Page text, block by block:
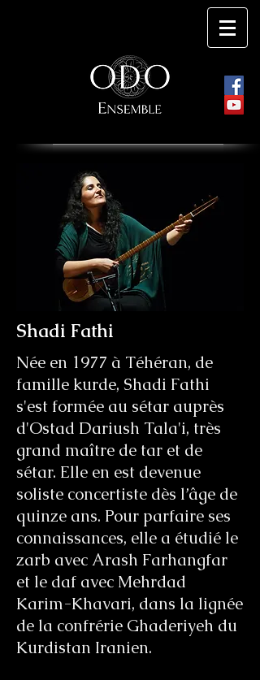
Shadi Fathi
Née en 1977 à Téhéran, de
famille kurde, Shadi Fathi
s'est formée au sétar auprès
d'Ostad Dariush Tala'i, très
grand maître de tar et de
sétar. Elle en est devenue
soliste concertiste dès l’âge de
quinze ans. Pour parfaire ses
connaissances, elle a étudié le
zarb avec Arash Farhangfar
et le daf avec Mehrdad
Karim-Khavari, dans la lignée
de la confrérie Ghaderiyeh du
Kurdistan Iranien.